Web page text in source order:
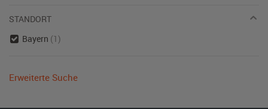
STANDORT
Bayern (1)
Erweiterte Suche